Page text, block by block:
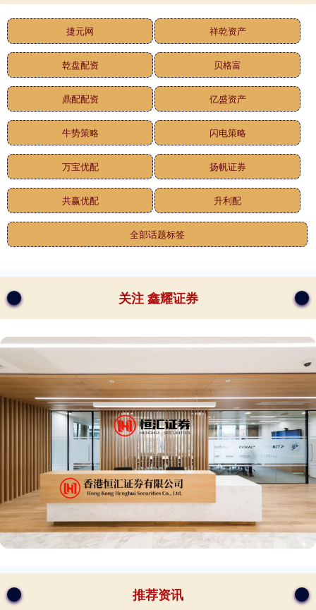
捷元网 祥乾资产
乾盘配资 贝格富
鼎配配资 亿盛资产
牛势策略 闪电策略
万宝优配 扬帆证券
共赢优配 升利配
全部话题标签
关注 鑫耀证券
推荐资讯